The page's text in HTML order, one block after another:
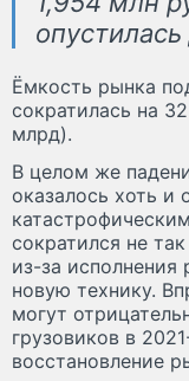
Ёмкость рынка
сократилась на
млрд).
В целом же
оказалось хоть
сократился не
из-за исполнения
новую технику.
могут
грузовиков в
восстановление